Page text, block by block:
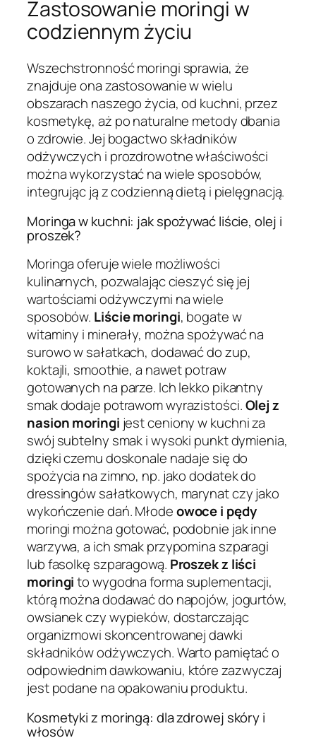
Zastosowanie moringi w
codziennym życiu
Wszechstronność moringi sprawia, że
znajduje ona zastosowanie w wielu
obszarach naszego życia, od kuchni, przez
kosmetykę, aż po naturalne metody dbania
o zdrowie. Jej bogactwo składników
odżywczych i prozdrowotne właściwości
można wykorzystać na wiele sposobów,
integrując ją z codzienną dietą i pielęgnacją.
Moringa w kuchni: jak spożywać liście, olej i
proszek?
Moringa oferuje wiele możliwości
kulinarnych, pozwalając cieszyć się jej
wartościami odżywczymi na wiele
sposobów. Liście moringi, bogate w
witaminy i minerały, można spożywać na
surowo w sałatkach, dodawać do zup,
koktajli, smoothie, a nawet potraw
gotowanych na parze. Ich lekko pikantny
smak dodaje potrawom wyrazistości.Olej z
nasion moringi jest ceniony w kuchni za
swój subtelny smak i wysoki punkt dymienia,
dzięki czemu doskonale nadaje się do
spożycia na zimno, np. jako dodatek do
dressingów sałatkowych, marynat czy jako
wykończenie dań. Młodeowoce i pędy
moringi można gotować, podobnie jak inne
warzywa, a ich smak przypomina szparagi
lub fasolkę szparagową. Proszek z liści
moringito wygodna forma suplementacji,
którą można dodawać do napojów, jogurtów,
owsianek czy wypieków, dostarczając
organizmowi skoncentrowanej dawki
składników odżywczych. Warto pamiętać o
odpowiednim dawkowaniu, które zazwyczaj
jest podane na opakowaniu produktu.
Kosmetyki z moringą: dla zdrowej skóry i
włosów